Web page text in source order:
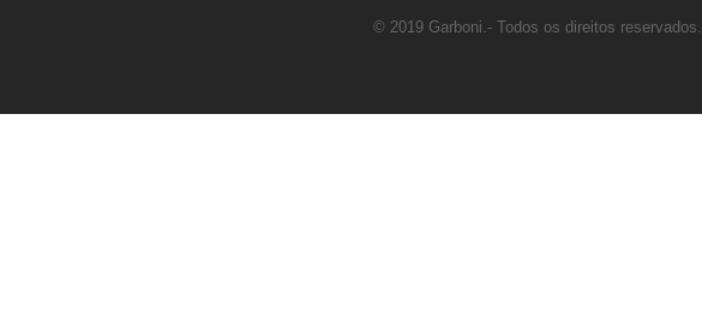
© 2019 Garboni.- Todos os direitos reservados.